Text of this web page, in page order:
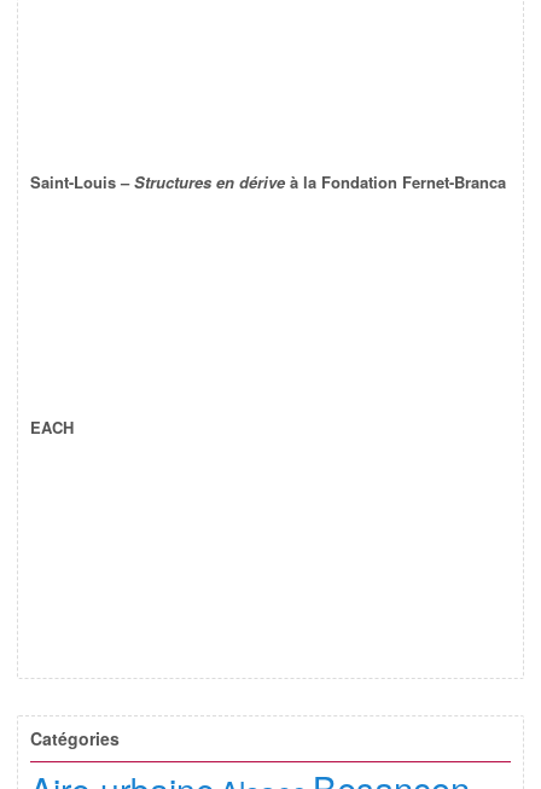
Saint-Louis –Structures en dérive à la Fondation Fernet-Branca
EACH
Catégories